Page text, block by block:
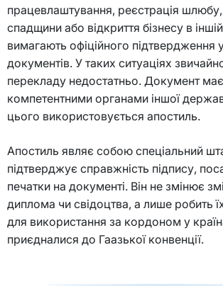
працевлаштування, реєстрація
спадщини або відкриття бізнесу в
вимагають офіційного підтвердження
документів. У таких ситуаціях
перекладу недостатньо. Документ
компетентними органами іншої
цього використовується апостиль.
Апостиль являє собою спеціальний
підтверджує справжність підпису,
печатки на документі. Він не змінює
диплома чи свідоцтва, а лише робить
для використання за кордоном у
приєдналися до Гаазької конвенції.